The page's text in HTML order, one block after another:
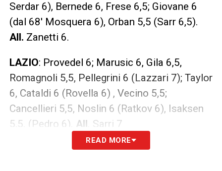
Serdar 6), Bernede 6, Frese 6,5; Giovane 6
(dal 68′ Mosquera 6), Orban 5,5 (Sarr 6,5).
All. Zanetti 6.
LAZIO: Provedel 6; Marusic 6, Gila 6,5,
Romagnoli 5,5, Pellegrini 6 (Lazzari 7); Taylor
6, Cataldi 6 (Rovella 6) , Vecino 5,5;
Cancellieri 5,5, Noslin 6 (Ratkov 6), Isaksen
5,5. (Pedro 6).
All . Sarri 7
READ MORE